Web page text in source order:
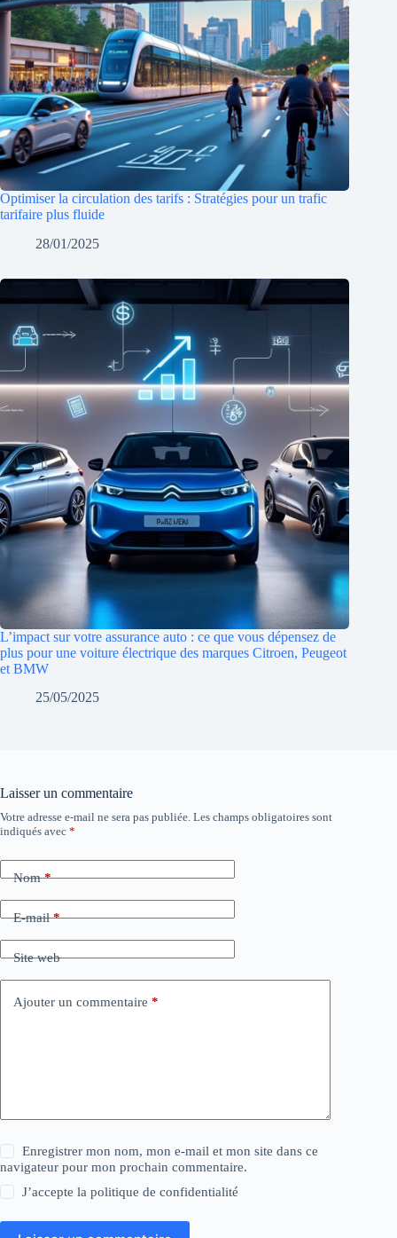
Optimiser la circulation des tarifs : Stratégies pour un trafic
tarifaire plus fluide
28/01/2025
L’impact sur votre assurance auto : ce que vous dépensez de
plus pour une voiture électrique des marques Citroen, Peugeot
et BMW
25/05/2025
Laisser un commentaire
Votre adresse e-mail ne sera pas publiée. Les champs obligatoires sont
indiqués avec *
Nom*
E-mail*
Site web
Ajouter un commentaire *
Enregistrer mon nom, mon e-mail et mon site dans ce
navigateur pour mon prochain commentaire.
J’accepte lapolitique de confidentialité